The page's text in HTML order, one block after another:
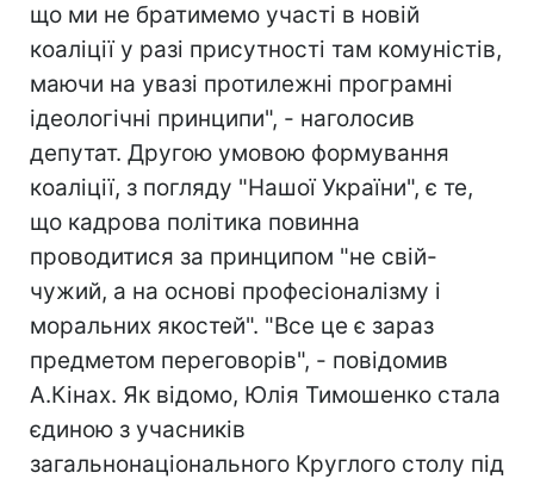
що ми не братимемо участі в новій
коаліції у разі присутності там комуністів,
маючи на увазі протилежні програмні
ідеологічні принципи", - наголосив
депутат. Другою умовою формування
коаліції, з погляду "Нашої України", є те,
що кадрова політика повинна
проводитися за принципом "не свій-
чужий, а на основі професіоналізму і
моральних якостей". "Все це є зараз
предметом переговорів", - повідомив
А.Кінах. Як відомо, Юлія Тимошенко стала
єдиною з учасників
загальнонаціонального Круглого столу під